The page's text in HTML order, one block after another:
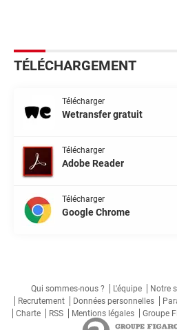
TÉLÉCHARGEMENT
Télécharger
Wetransfer gratuit
Télécharger
Adobe Reader
Télécharger
Google Chrome
Qui sommes-nous ? L'équipe Notre
Recrutement
Données personnelles
Charte
RSS Mentions légales Groupe